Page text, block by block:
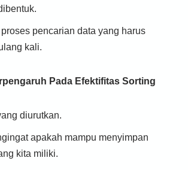
pencarian data yang harus
kali.
Pada Efektifitas Sorting
diurutkan.
apakah mampu menyimpan
kita miliki.